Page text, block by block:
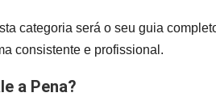
categoria será o seu guia
consistente e profissional.
a Pena?